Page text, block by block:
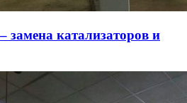
замена катализаторов и